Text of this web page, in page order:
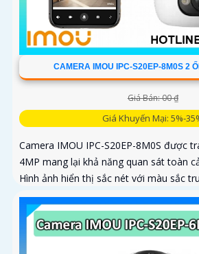
CAMERA IMOU IPC-S20EP-8M0S 2
Giá Bán: 00 ₫
Giá Khuyến Mại: 5%-
Camera IMOU IPC-S20EP-8M0S được
4MP mang lại khả năng quan sát toàn
Hình ảnh hiển thị sắc nét với màu sắc
quay ngang 355° và dọc 90°